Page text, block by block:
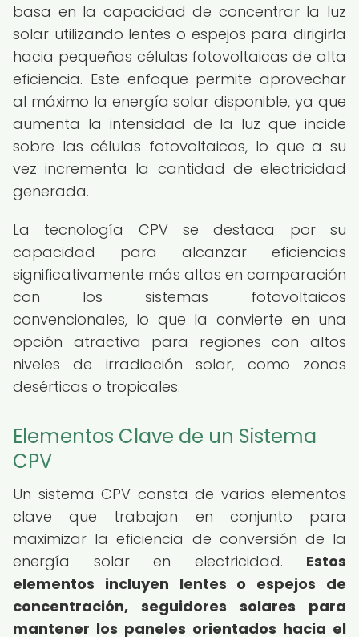
basa en la capacidad de concentrar la luz
solar utilizando lentes o espejos para dirigirla
hacia pequeñas células fotovoltaicas de alta
eficiencia. Este enfoque permite aprovechar
al máximo la energía solar disponible, ya que
aumenta la intensidad de la luz que incide
sobre las células fotovoltaicas, lo que a su
vez incrementa la cantidad de electricidad
generada.
La tecnología CPV se destaca por su
capacidad para alcanzar eficiencias
significativamente más altas en comparación
con los sistemas fotovoltaicos
convencionales, lo que la convierte en una
opción atractiva para regiones con altos
niveles de irradiación solar, como zonas
desérticas o tropicales.
Elementos Clave de un Sistema
CPV
Un sistema CPV consta de varios elementos
clave que trabajan en conjunto para
maximizar la eficiencia de conversión de la
energía solar en electricidad. Estos
elementos incluyen lentes o espejos de
concentración, seguidores solares para
mantener los paneles orientados hacia el